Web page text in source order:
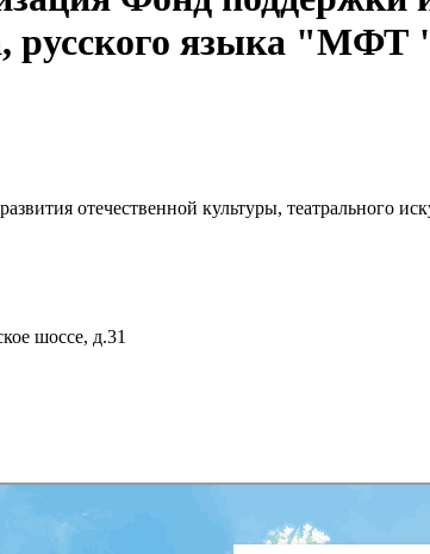
русского языка "МФТ
отечественной культуры, театрального
шоссе, д.31